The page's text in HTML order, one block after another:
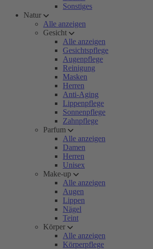
Sonstiges
Natur
Alle anzeigen
Gesicht
Alle anzeigen
Gesichtspflege
Augenpflege
Reinigung
Masken
Herren
Anti-Aging
Lippenpflege
Sonnenpflege
Zahnpflege
Parfum
Alle anzeigen
Damen
Herren
Unisex
Make-up
Alle anzeigen
Augen
Lippen
Nägel
Teint
Körper
Alle anzeigen
Körperpflege